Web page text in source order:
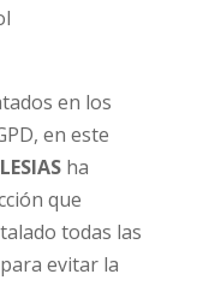
en los
en este
ha
que
todas las
evitar la